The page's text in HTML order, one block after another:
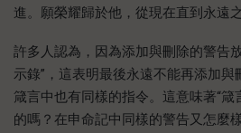
進。願榮耀歸於他，從現在直到永遠
許多人認為，因為添加與刪除的警告
示錄”，這表明最後永遠不能再添加與
箴言中也有同樣的指令。這意味著“箴
的嗎？在申命記中同樣的警告又怎麼